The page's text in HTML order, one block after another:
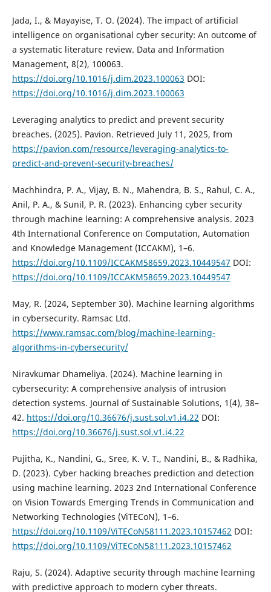
Jada, I., & Mayayise, T. O. (2024). The impact of artificial
intelligence on organisational cyber security: An outcome of
a systematic literature review. Data and Information
Management, 8(2), 100063.
https://doi.org/10.1016/j.dim.2023.100063 DOI:
https://doi.org/10.1016/j.dim.2023.100063
Leveraging analytics to predict and prevent security
breaches. (2025). Pavion. Retrieved July 11, 2025, from
https://pavion.com/resource/leveraging-analytics-to-
predict-and-prevent-security-breaches/
Machhindra, P. A., Vijay, B. N., Mahendra, B. S., Rahul, C. A.,
Anil, P. A., & Sunil, P. R. (2023). Enhancing cyber security
through machine learning: A comprehensive analysis. 2023
4th International Conference on Computation, Automation
and Knowledge Management (ICCAKM), 1–6.
https://doi.org/10.1109/ICCAKM58659.2023.10449547 DOI:
https://doi.org/10.1109/ICCAKM58659.2023.10449547
May, R. (2024, September 30). Machine learning algorithms
in cybersecurity. Ramsac Ltd.
https://www.ramsac.com/blog/machine-learning-
algorithms-in-cybersecurity/
Niravkumar Dhameliya. (2024). Machine learning in
cybersecurity: A comprehensive analysis of intrusion
detection systems. Journal of Sustainable Solutions, 1(4), 38–
42. https://doi.org/10.36676/j.sust.sol.v1.i4.22 DOI:
https://doi.org/10.36676/j.sust.sol.v1.i4.22
Pujitha, K., Nandini, G., Sree, K. V. T., Nandini, B., & Radhika,
D. (2023). Cyber hacking breaches prediction and detection
using machine learning. 2023 2nd International Conference
on Vision Towards Emerging Trends in Communication and
Networking Technologies (ViTECoN), 1–6.
https://doi.org/10.1109/ViTECoN58111.2023.10157462 DOI:
https://doi.org/10.1109/ViTECoN58111.2023.10157462
Raju, S. (2024). Adaptive security through machine learning
with predictive approach to modern cyber threats.